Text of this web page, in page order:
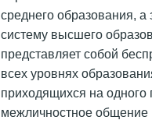
среднего образования, а
систему высшего
представляет собой
всех уровнях
приходящихся на одного
межличностное общение